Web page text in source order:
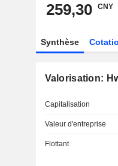
259,30 CNY
Synthèse
Valorisation:
Capitalisation
Valeur d'entreprise
Flottant